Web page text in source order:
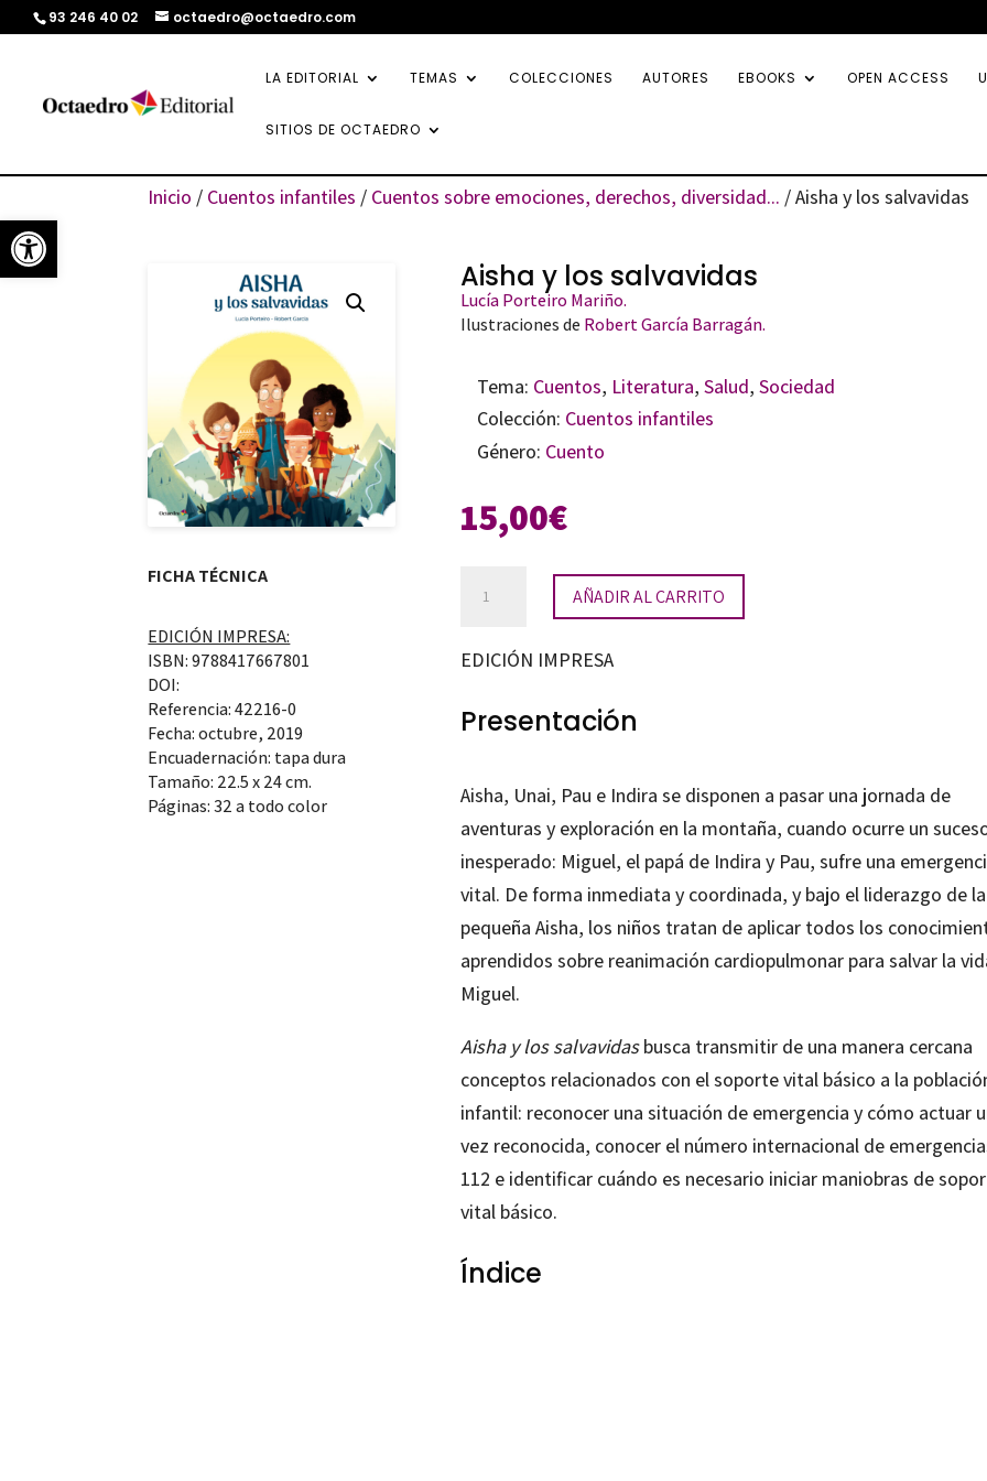
Abrir barra de herramientas
93 246 40 02 octaedro@octaedro.com
LA EDITORIAL TEMAS COLECCIONES AUTORES EBOOKS OPEN ACCESS
SITIOS DE OCTAEDRO
Inicio / Cuentos infantiles / Cuentos sobre emociones, derechos, diversidad... / Aisha y los salvavidas
FICHA TÉCNICA
EDICIÓN IMPRESA:
ISBN: 9788417667801
DOI:
Referencia: 42216-0
Fecha: octubre, 2019
Encuadernación: tapa dura
Tamaño: 22.5 x 24 cm.
Páginas: 32 a todo color
Aisha y los salvavidas
Lucía Porteiro Mariño.
Ilustraciones de Robert García Barragán.
Tema: Cuentos, Literatura, Salud, Sociedad
Colección: Cuentos infantiles
Género: Cuento
15,00€
los
cantidad
AÑADIR AL CARRITO
EDICIÓN IMPRESA
Presentación
Aisha, Unai, Pau e Indira se disponen a pasar una jornada de
aventuras y exploración en la montaña, cuando ocurre un
inesperado: Miguel, el papá de Indira y Pau, sufre una
vital. De forma inmediata y coordinada, y bajo el liderazgo de la
pequeña Aisha, los niños tratan de aplicar todos los
aprendidos sobre reanimación cardiopulmonar para salvar la
Miguel.
Aisha y los salvavidasbusca transmitir de una manera cercana
conceptos relacionados con el soporte vital básico a la
infantil: reconocer una situación de emergencia y cómo actuar
vez reconocida, conocer el número internacional de
112 e identificar cuándo es necesario iniciar maniobras de
vital básico.
Índice